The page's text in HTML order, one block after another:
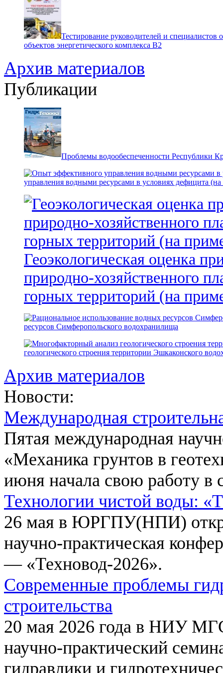
Тестирование руководителей и специалистов
объектов энергетического комплекса В2
Архив материалов
Публикации
Проблемы водообеспеченности Республики
управления водными ресурсами в условиях дефицита
Геоэкологическая оценка
природно-хозяйственного
горных территорий (на
ресурсов Симферопольского водохранилища
геологического строения территории Эшкаконского
Архив материалов
Новости:
Международная
Пятая международная
«Механика грунтов в
июня начала свою работу в
Технологии чистой воды:
26 мая в ЮРГПУ(НПИ)
научно-практическая
— «Техновод-2026».
Современные проблемы
строительства
20 мая 2026 года в НИУ
научно-практический
гидравлики и